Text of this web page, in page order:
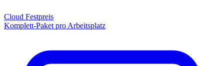
Cloud Festpreis
Komplett-Paket pro Arbeitsplatz